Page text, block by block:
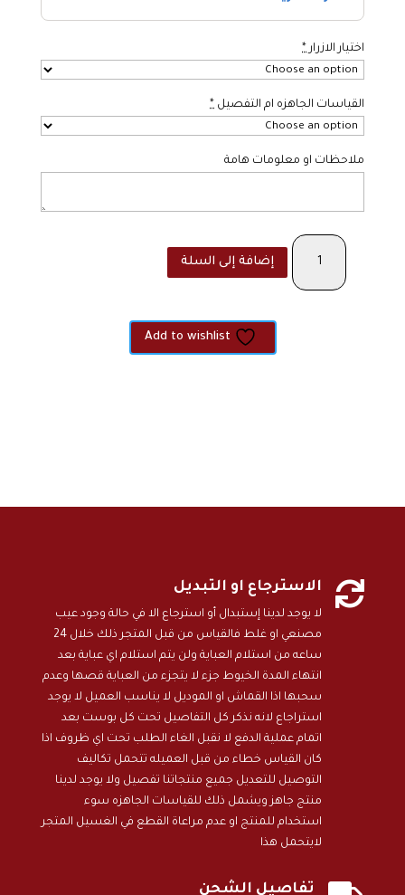
اختيار الازرار *
القياسات الجاهزه ام التفصيل *
ملاحظات او معلومات هامة
كمية
Aubry
إضافة إلى السلة
Add to wishlist
 الاسترجاع او التبديل
لا يوجد لدينا إستبدال أو استرجاع الا في حالة وجود عيب
مصنعي او غلط فالقياس من قبل المتجر ذلك خلال 24
ساعه من استلام العباية ولن يتم استلام اي عباية بعد
انتهاء المدة الخيوط جزء لا يتجزء من العباية قصها وعدم
سحبها اذا القماش او الموديل لا يناسب العميل لا يوجد
استراجاع لانه نذكر كل التفاصيل تحت كل بوست بعد
اتمام عملية الدفع لا نقبل الغاء الطلب تحت اي ظروف اذا
كان القياس خطاء من قبل العميله تتحمل تكاليف
التوصيل للتعديل جميع منتجاتنا تفصيل ولا يوجد لدينا
منتج جاهز ويشمل ذلك للقياسات الجاهزه سوء
استخدام للمنتج او عدم مراعاة القطع في الغسيل المتجر
لايتحمل هذا
تفاصيل الشحن